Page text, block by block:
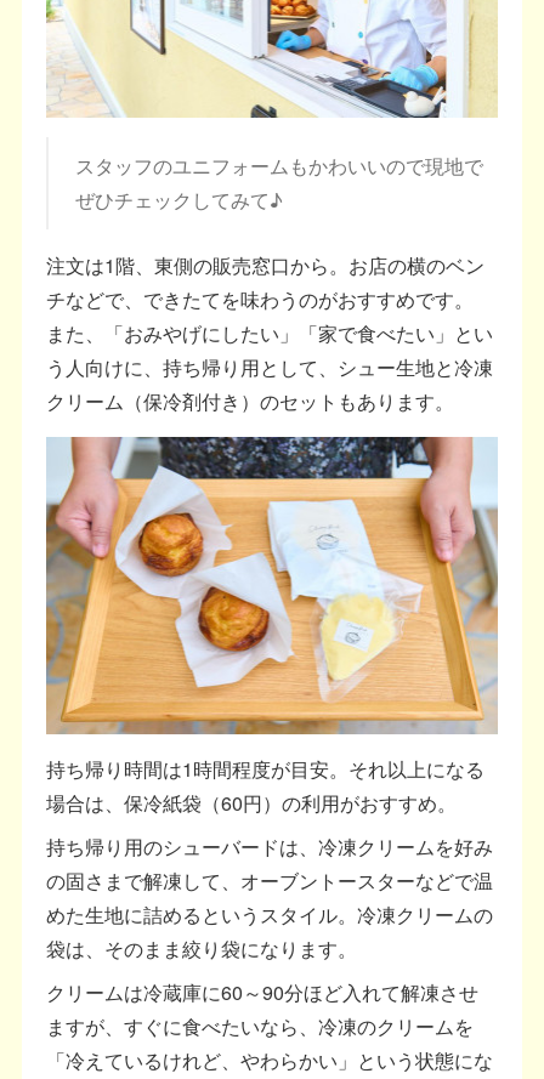
スタッフのユニフォームもかわいいので現地で
ぜひチェックしてみて♪
注文は1階、東側の販売窓口から。お店の横のベン
チなどで、できたてを味わうのがおすすめです。
また、「おみやげにしたい」「家で食べたい」とい
う人向けに、持ち帰り用として、シュー生地と冷凍
クリーム（保冷剤付き）のセットもあります。
持ち帰り時間は1時間程度が目安。それ以上になる
場合は、保冷紙袋（60円）の利用がおすすめ。
持ち帰り用のシューバードは、冷凍クリームを好み
の固さまで解凍して、オーブントースターなどで温
めた生地に詰めるというスタイル。冷凍クリームの
袋は、そのまま絞り袋になります。
クリームは冷蔵庫に60～90分ほど入れて解凍させ
ますが、すぐに食べたいなら、冷凍のクリームを
「冷えているけれど、やわらかい」という状態にな